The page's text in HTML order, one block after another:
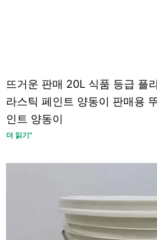
뜨거운 판매 20L 식품 등급 플
라스틱 페인트 양동이 판매용
인트 양동이
더 읽기"